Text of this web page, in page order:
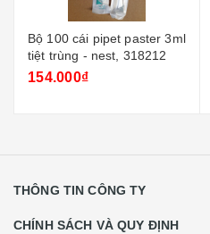
Bộ 100 cái pipet paster 3ml
tiệt trùng - nest, 318212
154.000₫
THÔNG TIN CÔNG TY
CHÍNH SÁCH VÀ QUY ĐỊNH